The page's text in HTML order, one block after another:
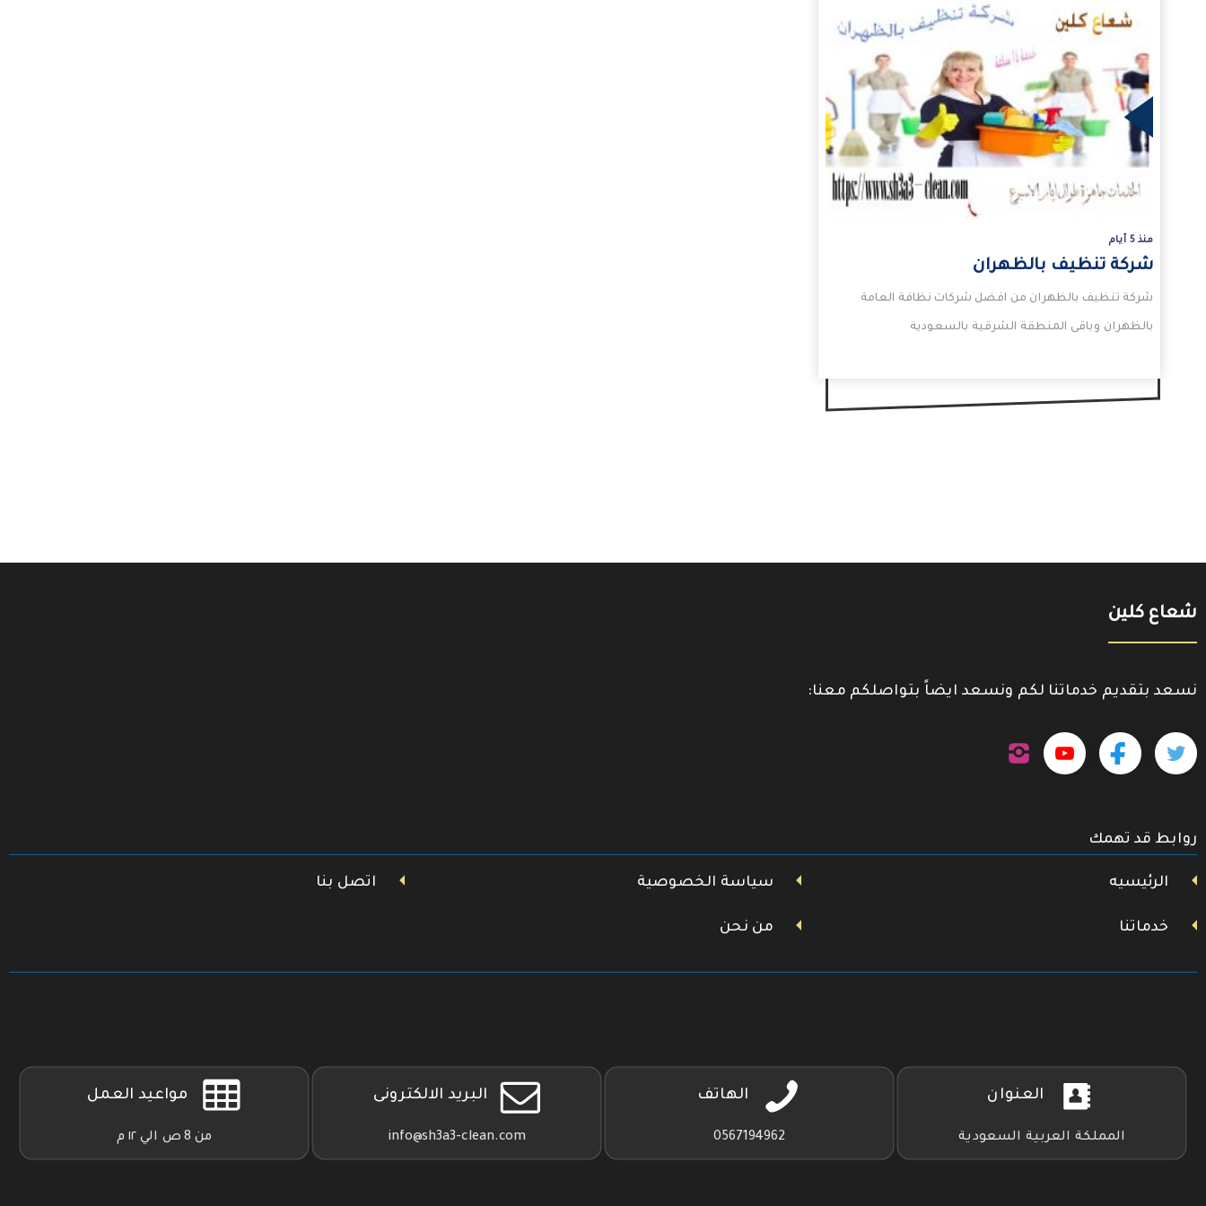
منذ 5 أيام
شركة تنظيف بالظهران
شركة تنظيف بالظهران من افضل شركات نظافة العامة
بالظهران وباقى المنطقة الشرقية بالسعودية
شعاع كلين
نسعد بتقديم خدماتنا لكم ونسعد ايضاً بتواصلكم معنا:
تابعنا
تويتر
تابعنا
فيسبوك
تابعنا
روابط قد تهمك
الرئيسيه سياسة الخصوصية اتصل بنا
خدماتنا من نحن
العنوان
المملكة العربية السعودية
الهاتف
0567194962
البريد الالكترونى
info@sh3a3-clean.com
مواعيد العمل
من 8 ص الي ١٢ م